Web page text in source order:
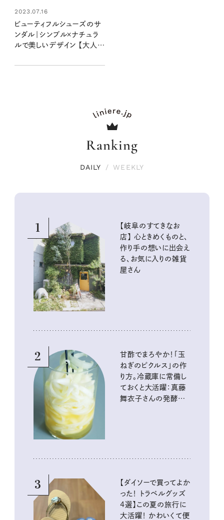
2023.07.16
ビューティフルシューズのサ
ンダル｜シンプル×ナチュラ
ルで美しいデザイン 【大人女
Ranking
DAILY / WEEKLY
1
【岐阜のすてきなお
店】 心ときめくものと、
作り手の想いに出会え
る、お気に入りの雑貨
屋さん
2
甘酢でまろやか！「玉
ねぎのピクルス」の作
り方。冷蔵庫に常備し
ておくと大活躍：真藤
舞衣子さんの発酵と
3
【ダイソーで買ってよか
った！ トラベルグッズ
4選】この夏の旅行に
大活躍！ かわいくて便